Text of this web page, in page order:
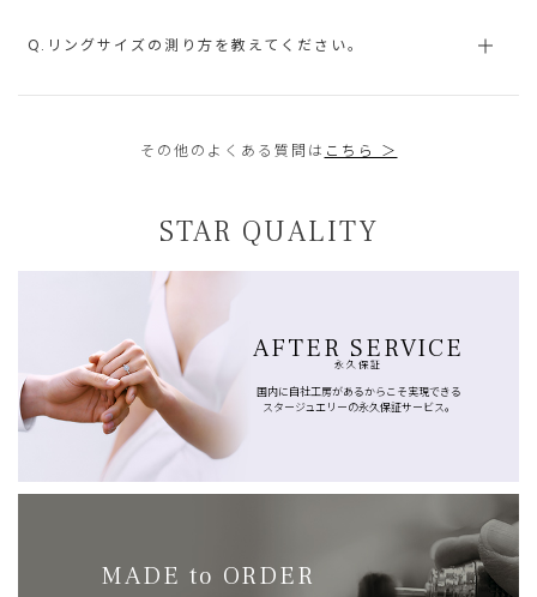
Q.リングサイズの測り方を教えてください。
その他のよくある質問は こちら ＞
STAR QUALITY
AFTER SERVICE
永久保証
国内に自社工房があるからこそ実現できる
スタージュエリーの永久保証サービス。
MADE to ORDER